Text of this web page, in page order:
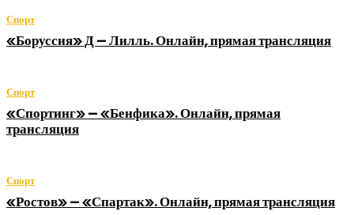
Спорт
«Боруссия» Д — Лилль. Онлайн, прямая трансляция
Спорт
«Спортинг» — «Бенфика». Онлайн, прямая
трансляция
Спорт
«Ростов» — «Спартак». Онлайн, прямая трансляция